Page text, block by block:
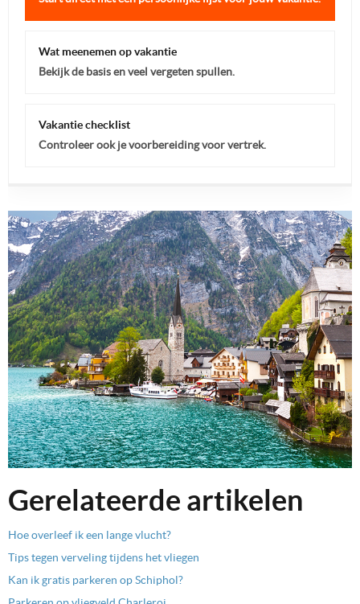
Wat meenemen op vakantie
Bekijk de basis en veel vergeten spullen.
Vakantie checklist
Controleer ook je voorbereiding voor vertrek.
Gerelateerde artikelen
Hoe overleef ik een lange vlucht?
Tips tegen verveling tijdens het vliegen
Kan ik gratis parkeren op Schiphol?